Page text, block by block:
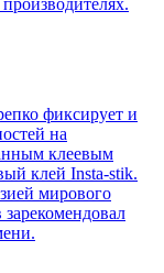
фиксирует и
на
клеевым
клей Insta-stik.
мирового